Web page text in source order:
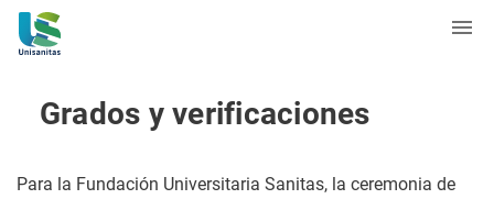
Grados y verificaciones
Para la Fundación Universitaria Sanitas, la ceremonia de